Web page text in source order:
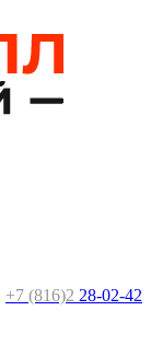
+7 (816)2 28-02-42